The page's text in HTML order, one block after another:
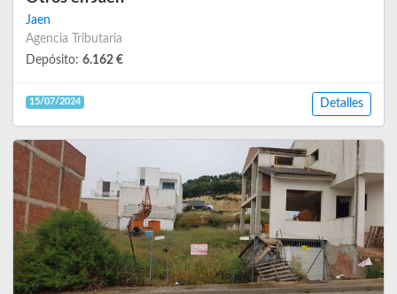
Jaen
Agencia Tributaria
Depósito: 6.162 €
15/07/2024 Detalles